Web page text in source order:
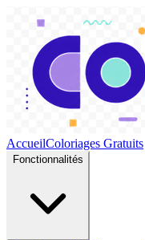
AccueilColoriages Gratuits
Fonctionnalités